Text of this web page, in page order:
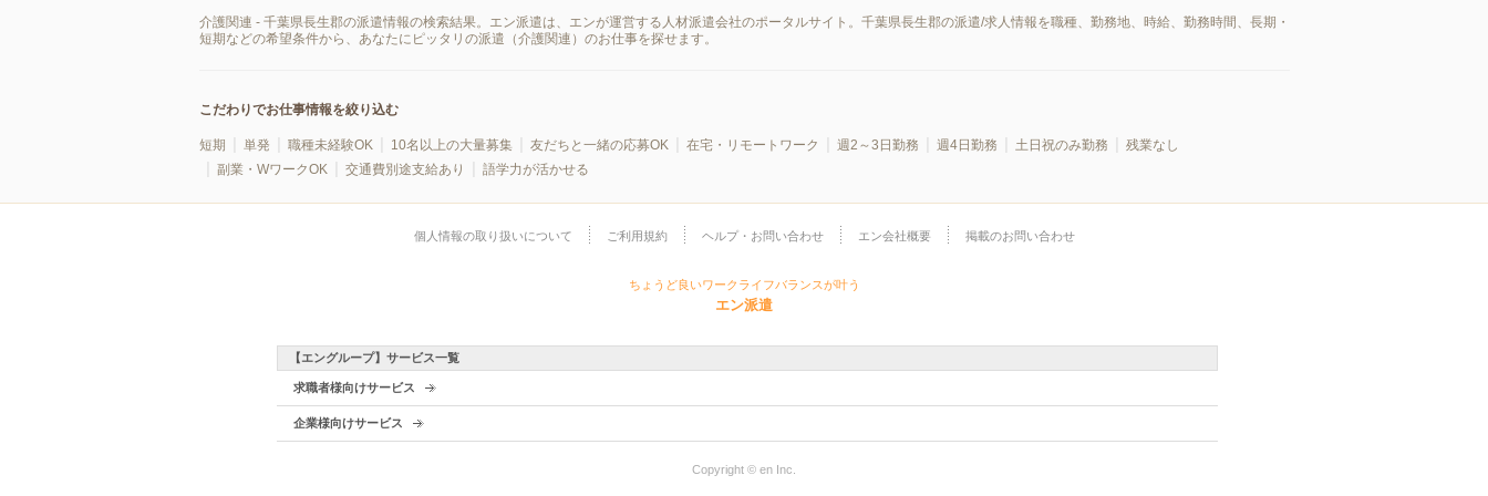
介護関連 - 千葉県長生郡の派遣情報の検索結果。エン派遣は、エンが運営する人材派遣会社のポータルサイト。千葉県長生郡の派遣/求人情報を職種、勤務地、時給、勤務時間、長期・
短期などの希望条件から、あなたにピッタリの派遣（介護関連）のお仕事を探せます。
こだわりでお仕事情報を絞り込む
短期 単発 職種未経験OK 10名以上の大量募集 友だちと一緒の応募OK 在宅・リモートワーク 週2～3日勤務 週4日勤務 土日祝のみ勤務
残業なし
副業・WワークOK
交通費別途支給あり 語学力が活かせる
個人情報の取り扱いについて ご利用規約 ヘルプ・お問い合わせ エン会社概要 掲載のお問い合わせ
ちょうど良いワークライフバランスが叶う
エン派遣
【エングループ】サービス一覧
求職者様向けサービス
企業様向けサービス
Copyright © en Inc.